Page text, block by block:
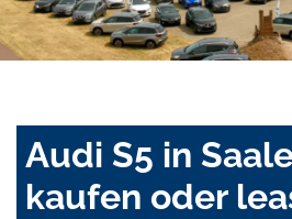
Audi S5 in
kaufen oder